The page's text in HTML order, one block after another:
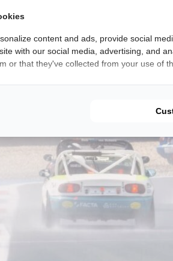
content and ads, provide social
with our social media, advertising, and
or that they've collected from your use of